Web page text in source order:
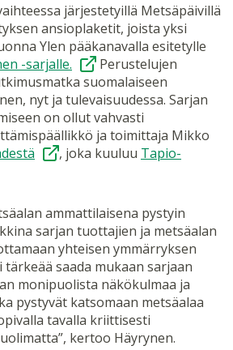
järjestetyillä Metsäpäivillä
ansioplaketit, joista yksi
Ylen pääkanavalla esitetylle
-sarjalle.
Perustelujen
suomalaiseen
nyt ja tulevaisuudessa. Sarjan
on ollut vahvasti
ja toimittaja Mikko
, joka kuuluu Tapio-
ammattilaisena pystyin
sarjan tuottajien ja metsäalan
yhteisen ymmärryksen
tärkeää saada mukaan sarjaan
monipuolista näkökulmaa ja
pystyvät katsomaan metsäalaa
tavalla kriittisesti
kertoo Häyrynen.